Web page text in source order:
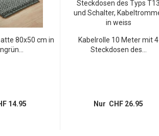
80x50 cm in
14.95
Kabelrolle 10 Meter mit 4
Steckdosen des...
Nur CHF 26.95